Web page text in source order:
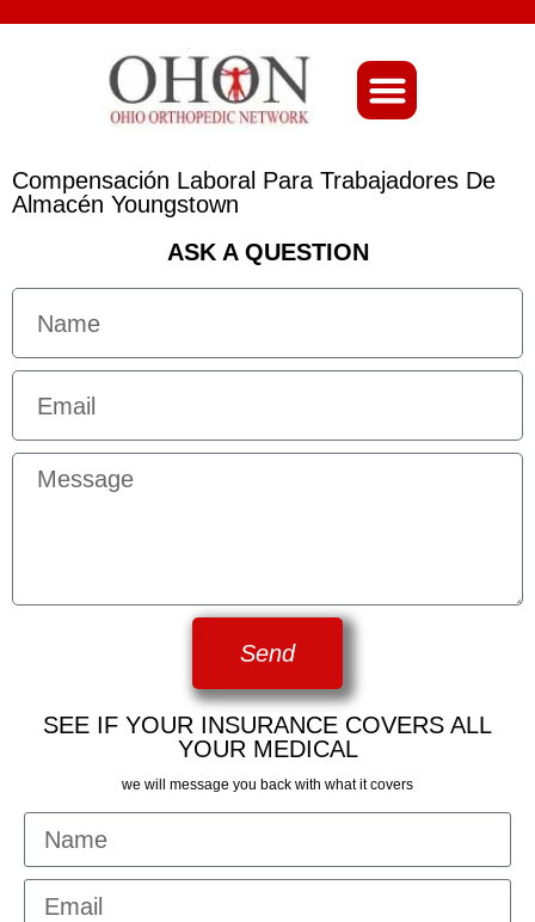
Compensación Laboral Para Trabajadores De
Almacén Youngstown
ASK A QUESTION
Send
SEE IF YOUR INSURANCE COVERS ALL
YOUR MEDICAL
we will message you back with what it covers